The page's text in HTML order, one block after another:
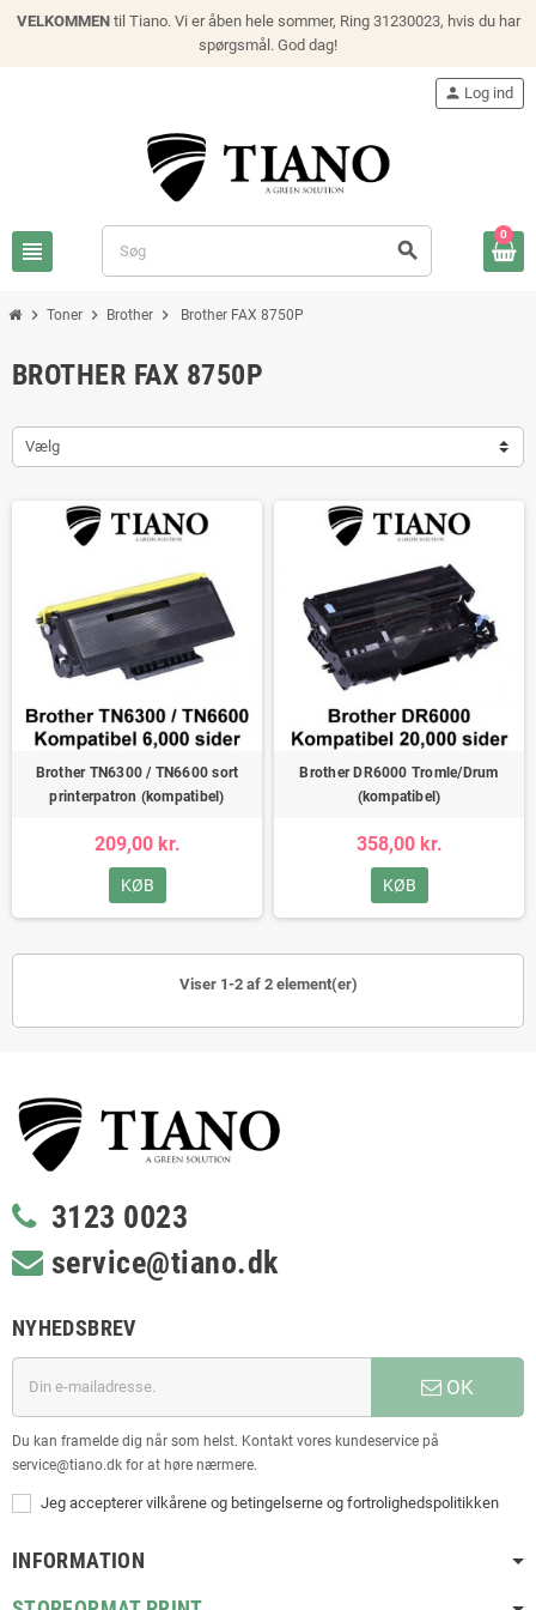
VELKOMMENtil Tiano. Vi er åben hele sommer, Ring 31230023, hvis du har
spørgsmål. God dag!
view_headline search
person Log ind
0
chevron_right Toner chevron_right Brother chevron_right Brother FAX 8750P
BROTHER FAX 8750P
Vælg
Brother TN6300 / TN6600 sort
printerpatron (kompatibel)
209,00 kr.
KØB
Brother DR6000 Tromle/Drum
(kompatibel)
358,00 kr.
KØB
Viser 1-2 af 2 element(er)
3123 0023
service@tiano.dk
NYHEDSBREV
OK
Du kan framelde dig når som helst. Kontakt vores kundeservice på
service@tiano.dk for at høre nærmere.
Jeg accepterer vilkårene og betingelserne og fortrolighedspolitikken
INFORMATION